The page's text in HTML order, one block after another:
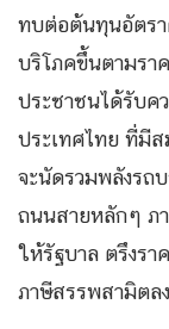
ทบต่อต้นทุนอัตรา
บริโภคขึ้นตามรา
ประชาชนได้รับค
ประเทศไทย ที่มี
จะนัดรวมพลังรถ
ถนนสายหลักๆ ภ
ให้รัฐบาล ตรึงร
ภาษีสรรพสามิตล